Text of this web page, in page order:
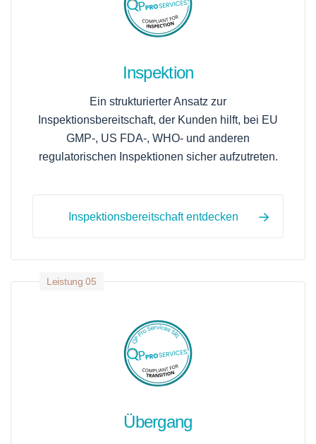
Inspektion
Ein strukturierter Ansatz zur
Inspektionsbereitschaft, der Kunden hilft, bei EU
GMP-, US FDA-, WHO- und anderen
regulatorischen Inspektionen sicher aufzutreten.
Inspektionsbereitschaft entdecken
Leistung 05
Übergang